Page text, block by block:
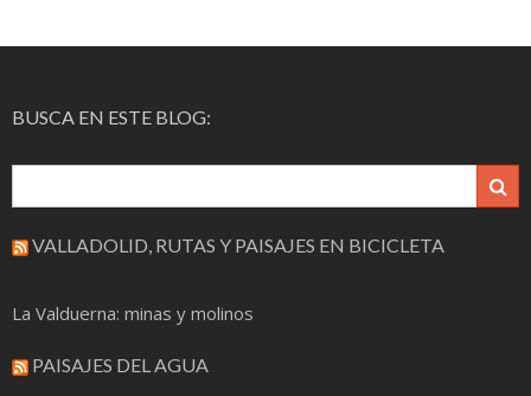
BUSCA EN ESTE BLOG:
VALLADOLID, RUTAS Y PAISAJES EN BICICLETA
La Valduerna: minas y molinos
PAISAJES DEL AGUA